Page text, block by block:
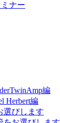
ナー
編
Herbert編
びします